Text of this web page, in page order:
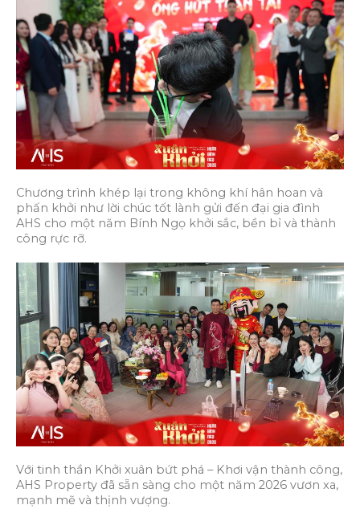
Chương trình khép lại trong không khí hân hoan và
phấn khởi như lời chúc tốt lành gửi đến đại gia đình
AHS cho một năm Bính Ngọ khởi sắc, bền bỉ và thành
công rực rỡ.
Với tinh thần Khởi xuân bứt phá – Khơi vận thành công,
AHS Property đã sẵn sàng cho một năm 2026 vươn xa,
mạnh mẽ và thịnh vượng.